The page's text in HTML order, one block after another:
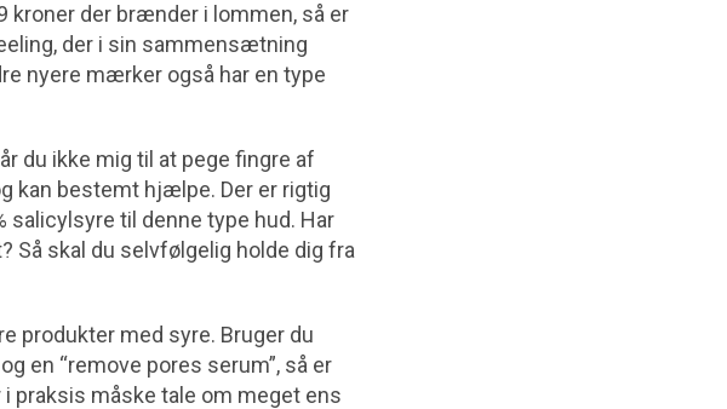
kroner der brænder i lommen, så er
der i sin sammensætning
nyere mærker også har en type
du ikke mig til at pege fingre af
kan bestemt hjælpe. Der er rigtig
salicylsyre til denne type hud. Har
Så skal du selvfølgelig holde dig fra
produkter med syre. Bruger du
en “remove pores serum”, så er
praksis måske tale om meget ens